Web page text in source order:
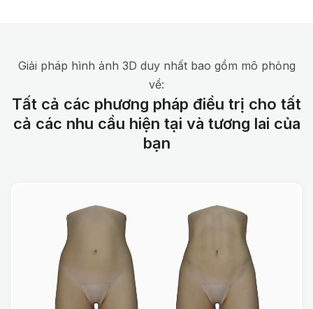
Giải pháp hình ảnh 3D duy nhất bao gồm mô phỏng
về:
Tất cả các phương pháp điều trị cho tất
cả các nhu cầu hiện tại và tương lai của
bạn